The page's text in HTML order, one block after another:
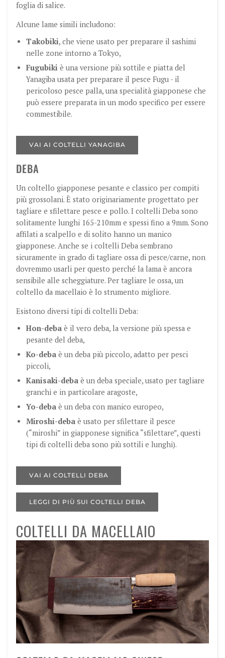
foglia di salice.
Alcune lame simili includono:
Takobiki, che viene usato per preparare il sashimi
nelle zone intorno a Tokyo,
Fugubiki è una versione più sottile e piatta del
Yanagiba usata per preparare il pesce Fugu - il
pericoloso pesce palla, una specialità giapponese che
può essere preparata in un modo specifico per essere
commestibile.
VAI AI COLTELLI YANAGIBA
DEBA
Un coltello giapponese pesante e classico per compiti
più grossolani. È stato originariamente progettato per
tagliare e sfilettare pesce e pollo. I coltelli Deba sono
solitamente lunghi 165-210mm e spessi fino a 9mm. Sono
affilati a scalpello e di solito hanno un manico
giapponese. Anche se i coltelli Deba sembrano
sicuramente in grado di tagliare ossa di pesce/carne, non
dovremmo usarli per questo perché la lama è ancora
sensibile alle scheggiature. Per tagliare le ossa, un
coltello da macellaio è lo strumento migliore.
Esistono diversi tipi di coltelli Deba:
Hon-deba è il vero deba, la versione più spessa e
pesante del deba,
Ko-deba è un deba più piccolo, adatto per pesci
piccoli,
Kanisaki-deba è un deba speciale, usato per tagliare
granchi e in particolare aragoste,
Yo-deba è un deba con manico europeo,
Miroshi-deba è usato per sfilettare il pesce
(“miroshi” in giapponese significa “sfilettare”, questi
tipi di coltelli deba sono più sottili e lunghi).
VAI AI COLTELLI DEBA
LEGGI DI PIÙ SUI COLTELLI DEBA
COLTELLI DA MACELLAIO